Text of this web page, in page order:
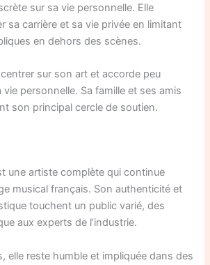
sur sa vie personnelle. Elle
sa carrière et sa vie privée en limitant
en dehors des scènes.
sur son art et accorde peu
vie personnelle. Sa famille et ses amis
son principal cercle de soutien.
une artiste complète qui continue
musical français. Son authenticité et
touchent un public varié, des
aux experts de l’industrie.
elle reste humble et impliquée dans des